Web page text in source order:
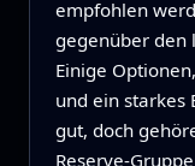
empfohlen
gegenüber den
Einige
und ein starkes
gut, doch